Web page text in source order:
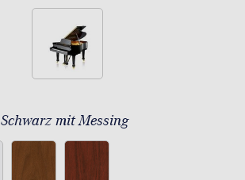
Schwarz mit Messing